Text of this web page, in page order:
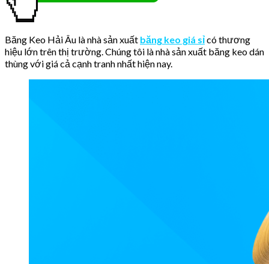
Băng Keo Hải Âu là nhà sản xuất băng keo giá sỉcó thương
hiệu lớn trên thị trường. Chúng tôi là nhà sản xuất băng keo dán
thùng với giá cả cạnh tranh nhất hiện nay.